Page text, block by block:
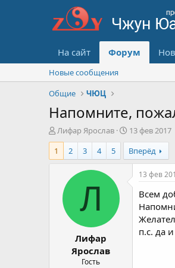
На сайт Форум
Новые сообщения
Общие
ЧЮЦ
Напомните,
А
в
т
о
Лифар Ярослав
Д
а
т
а
13 фев 2017
1
2 3 4 5 Вперёд
Л
Лифар
Ярослав
Гость
13 фев
Всем
п.с. да